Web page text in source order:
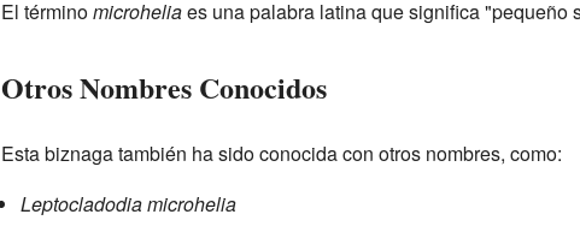
El términomicroheliaes una palabra latina que significa "pequeño
Otros Nombres Conocidos
Esta biznaga también ha sido conocida con otros nombres, como:
Leptocladodia microhelia